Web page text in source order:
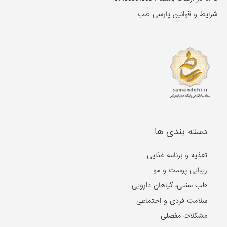
شرایط و قوانین پارسی طب
دسته بندی ها
تغذیه و برنامه غذایی
زیبایی پوست و مو
طب سنتی، گیاهان دارویی
سلامت فردی و اجتماعی
مشکلات مفصلی